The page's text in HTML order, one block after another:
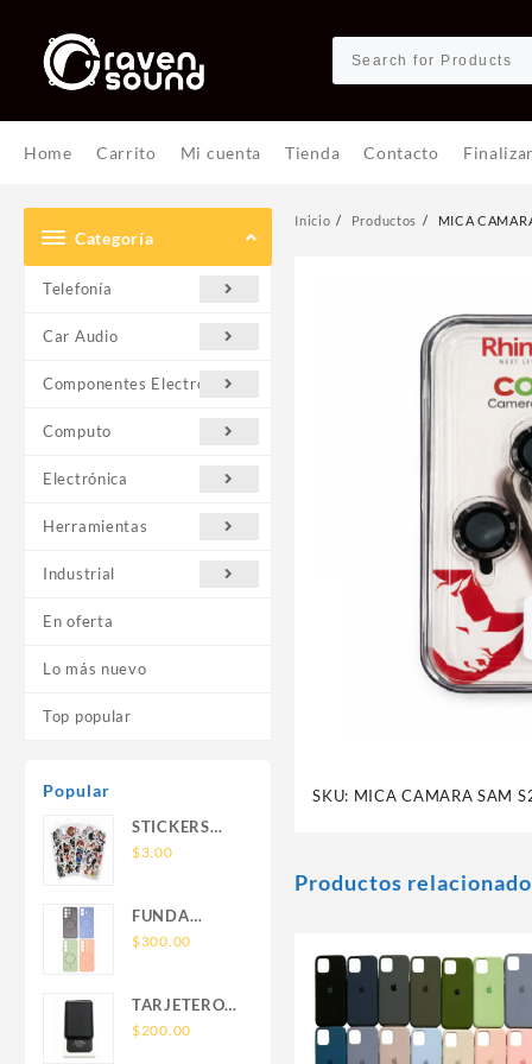
contenido
Home Carrito Mi cuenta Tienda Contacto
Categoría
Telefonía
Car Audio
Componentes Electrónicos
Computo
Electrónica
Herramientas
Industrial
En oferta
Lo más nuevo
Top popular
Popular
STICKERS
UNIVERSALES
$3.00
FUNDA
NOVA SAM
SIN SOPORTE
MAGNETICO
$300.00
TARJETERO
SIN SOPORTE
$200.00
Inicio Productos MICA
SKU: MICA CAMARA SAM
Productos